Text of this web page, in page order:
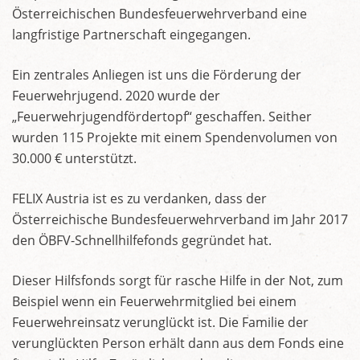
Österreichischen Bundesfeuerwehrverband eine
langfristige Partnerschaft eingegangen.
Ein zentrales Anliegen ist uns die Förderung der
Feuerwehrjugend. 2020 wurde der
„Feuerwehrjugendfördertopf“ geschaffen. Seither
wurden 115 Projekte mit einem Spendenvolumen von
30.000 € unterstützt.
FELIX Austria ist es zu verdanken, dass der
Österreichische Bundesfeuerwehrverband im Jahr 2017
den ÖBFV-Schnellhilfefonds gegründet hat.
Dieser Hilfsfonds sorgt für rasche Hilfe in der Not, zum
Beispiel wenn ein Feuerwehrmitglied bei einem
Feuerwehreinsatz verunglückt ist. Die Familie der
verunglückten Person erhält dann aus dem Fonds eine